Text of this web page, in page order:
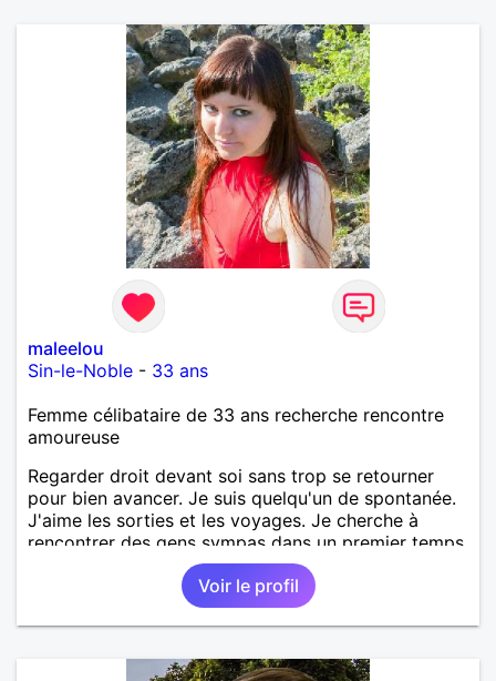
maleelou
Sin-le-Noble - 33 ans
Femme célibataire de 33 ans recherche rencontre
amoureuse
Regarder droit devant soi sans trop se retourner
pour bien avancer. Je suis quelqu'un de spontanée.
J'aime les sorties et les voyages. Je cherche à
rencontrer des gens sympas dans un premier temps.
Voir le profil